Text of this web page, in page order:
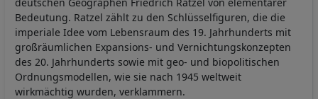
Bedeutung. Ratzel zählt zu den Schlüsselfiguren, die die
imperiale Idee vom Lebensraum des 19. Jahrhunderts mit
großräumlichen Expansions- und Vernichtungskonzepten
des 20. Jahrhunderts sowie mit geo- und biopolitischen
Ordnungsmodellen, wie sie nach 1945 weltweit
wirkmächtig wurden, verklammern.